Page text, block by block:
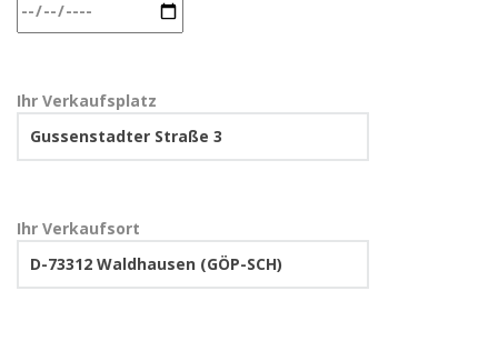
Ihr Verkaufsplatz
Ihr Verkaufsort